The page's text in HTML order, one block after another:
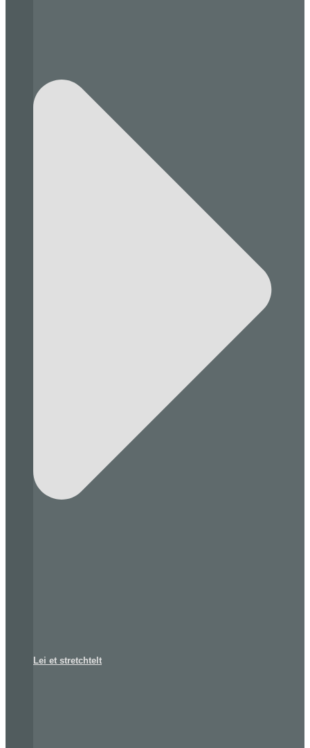
Lei et stretchtelt